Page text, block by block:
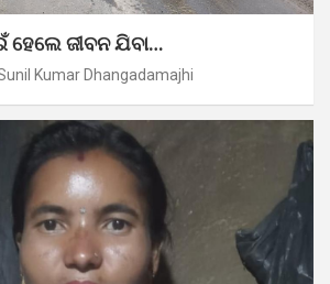
ହେଲେ ଜୀବନ ଯିବା…
Kumar Dhangadamajhi